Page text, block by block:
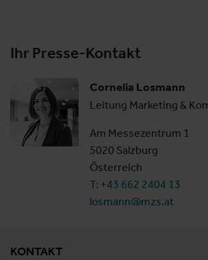
Ihr Presse-Kontakt
Cornelia Losmann
Leitung Marketing &
Am Messezentrum 1
5020 Salzburg
Österreich
T: +43 662 2404 13
losmann@mzs.at
KONTAKT